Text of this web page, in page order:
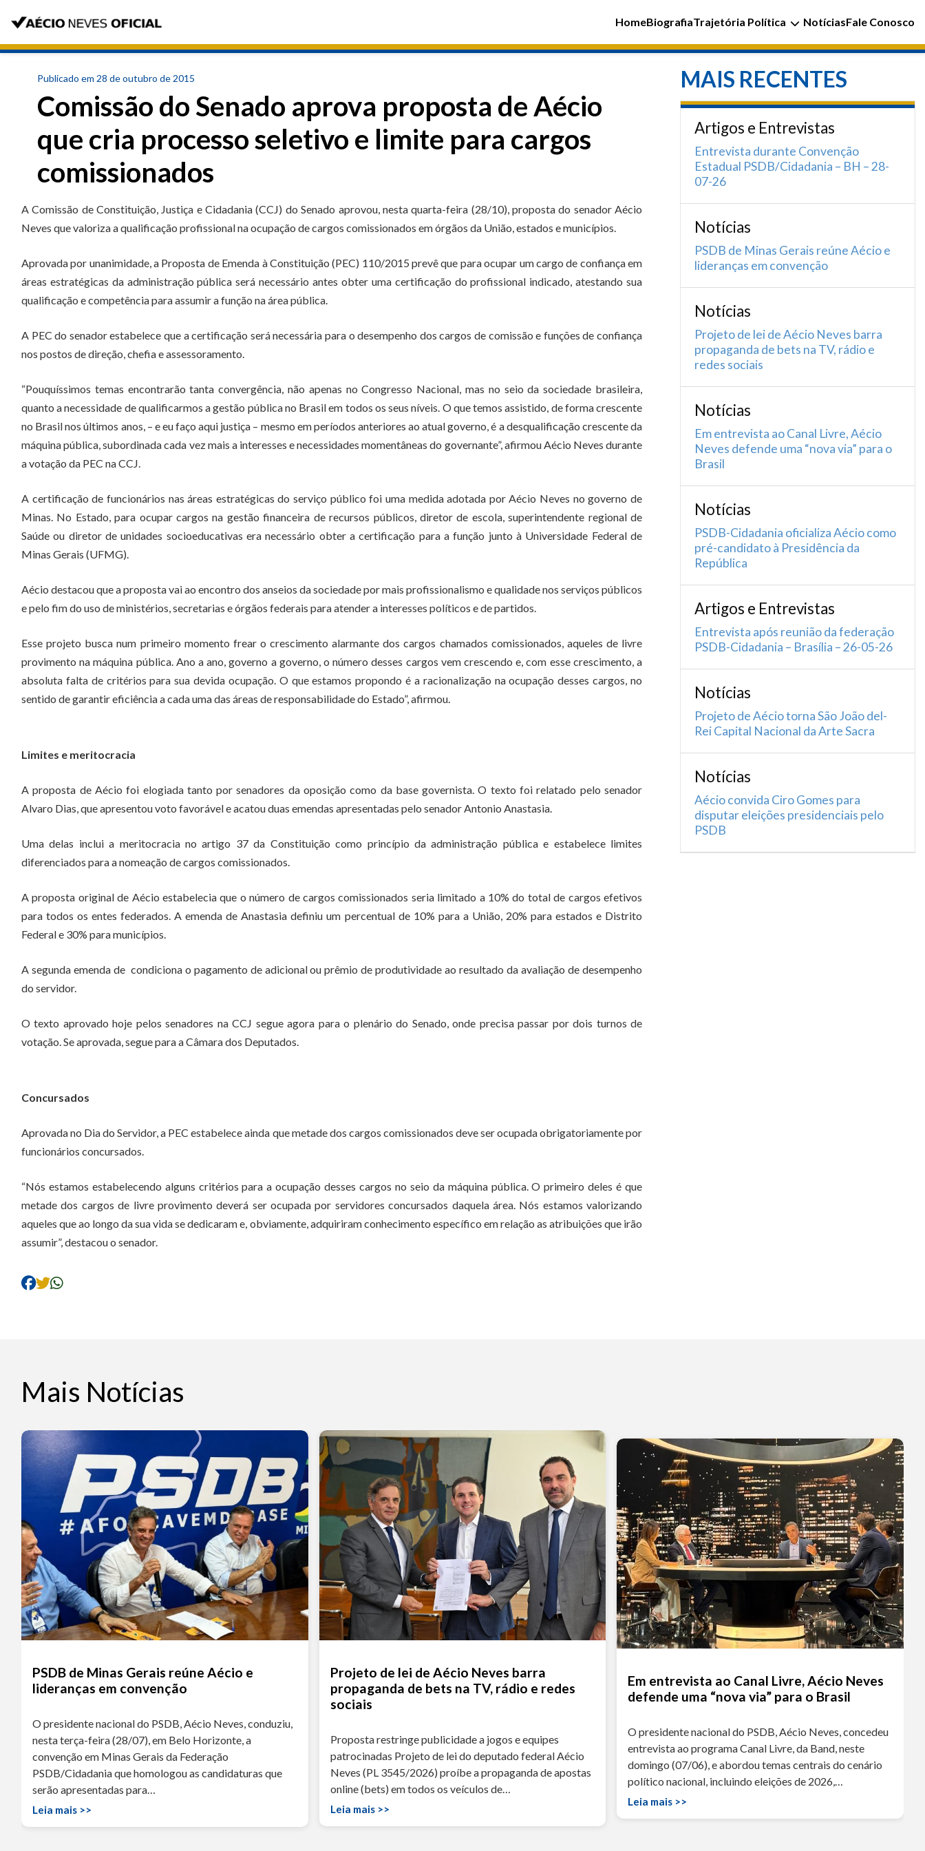
HomeBiografiaTrajetória Política NotíciasFale Conosco
Publicado em 28 de outubro de 2015
Comissão do Senado aprova proposta de Aécio
que cria processo seletivo e limite para cargos
comissionados
A Comissão de Constituição, Justiça e Cidadania (CCJ) do Senado aprovou, nesta quarta-feira (28/10), proposta do senador Aécio
Neves que valoriza a qualificação profissional na ocupação de cargos comissionados em órgãos da União, estados e municípios.
Aprovada por unanimidade, a Proposta de Emenda à Constituição (PEC) 110/2015 prevê que para ocupar um cargo de confiança em
áreas estratégicas da administração pública será necessário antes obter uma certificação do profissional indicado, atestando sua
qualificação e competência para assumir a função na área pública.
A PEC do senador estabelece que a certificação será necessária para o desempenho dos cargos de comissão e funções de confiança
nos postos de direção, chefia e assessoramento.
“Pouquíssimos temas encontrarão tanta convergência, não apenas no Congresso Nacional, mas no seio da sociedade brasileira,
quanto a necessidade de qualificarmos a gestão pública no Brasil em todos os seus níveis. O que temos assistido, de forma crescente
no Brasil nos últimos anos, – e eu faço aqui justiça – mesmo em períodos anteriores ao atual governo, é a desqualificação crescente da
máquina pública, subordinada cada vez mais a interesses e necessidades momentâneas do governante”, afirmou Aécio Neves durante
a votação da PEC na CCJ.
A certificação de funcionários nas áreas estratégicas do serviço público foi uma medida adotada por Aécio Neves no governo de
Minas. No Estado, para ocupar cargos na gestão financeira de recursos públicos, diretor de escola, superintendente regional de
Saúde ou diretor de unidades socioeducativas era necessário obter a certificação para a função junto à Universidade Federal de
Minas Gerais (UFMG).
Aécio destacou que a proposta vai ao encontro dos anseios da sociedade por mais profissionalismo e qualidade nos serviços públicos
e pelo fim do uso de ministérios, secretarias e órgãos federais para atender a interesses políticos e de partidos.
Esse projeto busca num primeiro momento frear o crescimento alarmante dos cargos chamados comissionados, aqueles de livre
provimento na máquina pública. Ano a ano, governo a governo, o número desses cargos vem crescendo e, com esse crescimento, a
absoluta falta de critérios para sua devida ocupação. O que estamos propondo é a racionalização na ocupação desses cargos, no
sentido de garantir eficiência a cada uma das áreas de responsabilidade do Estado”, afirmou.
Limites e meritocracia
A proposta de Aécio foi elogiada tanto por senadores da oposição como da base governista. O texto foi relatado pelo senador
Alvaro Dias, que apresentou voto favorável e acatou duas emendas apresentadas pelo senador Antonio Anastasia.
Uma delas inclui a meritocracia no artigo 37 da Constituição como princípio da administração pública e estabelece limites
diferenciados para a nomeação de cargos comissionados.
A proposta original de Aécio estabelecia que o número de cargos comissionados seria limitado a 10% do total de cargos efetivos
para todos os entes federados. A emenda de Anastasia definiu um percentual de 10% para a União, 20% para estados e Distrito
Federal e 30% para municípios.
A segunda emenda de ­­ condiciona o pagamento de adicional ou prêmio de produtividade ao resultado da avaliação de desempenho
do servidor.
O texto aprovado hoje pelos senadores na CCJ segue agora para o plenário do Senado, onde precisa passar por dois turnos de
votação. Se aprovada, segue para a Câmara dos Deputados.
Concursados
Aprovada no Dia do Servidor, a PEC estabelece ainda que metade dos cargos comissionados deve ser ocupada obrigatoriamente por
funcionários concursados.
“Nós estamos estabelecendo alguns critérios para a ocupação desses cargos no seio da máquina pública. O primeiro deles é que
metade dos cargos de livre provimento deverá ser ocupada por servidores concursados daquela área. Nós estamos valorizando
aqueles que ao longo da sua vida se dedicaram e, obviamente, adquiriram conhecimento específico em relação as atribuições que irão
assumir”, destacou o senador.
MAIS RECENTES
Artigos e Entrevistas
Entrevista durante Convenção
Estadual PSDB/Cidadania – BH – 28-
07-26
Notícias
PSDB de Minas Gerais reúne Aécio e
lideranças em convenção
Notícias
Projeto de lei de Aécio Neves barra
propaganda de bets na TV, rádio e
redes sociais
Notícias
Em entrevista ao Canal Livre, Aécio
Neves defende uma “nova via” para o
Brasil
Notícias
PSDB-Cidadania oficializa Aécio como
pré-candidato à Presidência da
República
Artigos e Entrevistas
Entrevista após reunião da federação
PSDB-Cidadania – Brasília – 26-05-26
Notícias
Projeto de Aécio torna São João del-
Rei Capital Nacional da Arte Sacra
Notícias
Aécio convida Ciro Gomes para
disputar eleições presidenciais pelo
PSDB
Mais Notícias
PSDB de Minas Gerais reúne Aécio e
lideranças em convenção
O presidente nacional do PSDB, Aécio Neves, conduziu,
nesta terça-feira (28/07), em Belo Horizonte, a
convenção em Minas Gerais da Federação
PSDB/Cidadania que homologou as candidaturas que
serão apresentadas para…
Leia mais >>
Projeto de lei de Aécio Neves barra
propaganda de bets na TV, rádio e redes
sociais
Proposta restringe publicidade a jogos e equipes
patrocinadas Projeto de lei do deputado federal Aécio
Neves (PL 3545/2026) proíbe a propaganda de apostas
online (bets) em todos os veículos de…
Leia mais >>
Em entrevista ao Canal Livre, Aécio Neves
defende uma “nova via” para o Brasil
O presidente nacional do PSDB, Aécio Neves, concedeu
entrevista ao programa Canal Livre, da Band, neste
domingo (07/06), e abordou temas centrais do cenário
político nacional, incluindo eleições de 2026,…
Leia mais >>